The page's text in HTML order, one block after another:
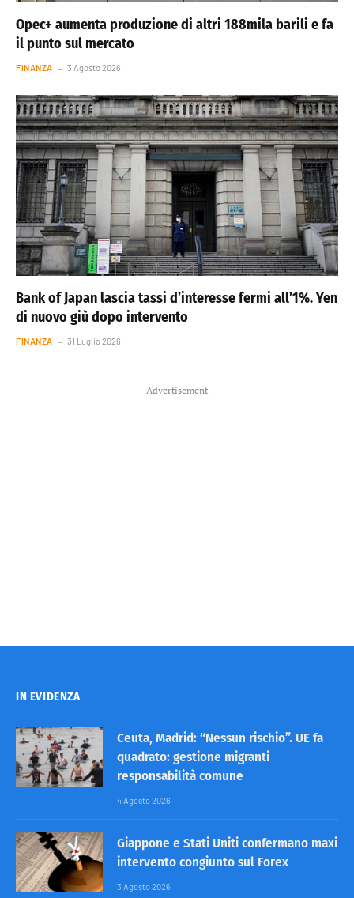
Opec+ aumenta produzione di altri 188mila barili e fa
il punto sul mercato
FINANZA 3 Agosto 2026
Bank of Japan lascia tassi d’interesse fermi all’1%. Yen
di nuovo giù dopo intervento
FINANZA 31 Luglio 2026
Advertisement
IN EVIDENZA
Ceuta, Madrid: “Nessun rischio”. UE fa
quadrato: gestione migranti
responsabilità comune
4 Agosto 2026
Giappone e Stati Uniti confermano maxi
intervento congiunto sul Forex
3 Agosto 2026